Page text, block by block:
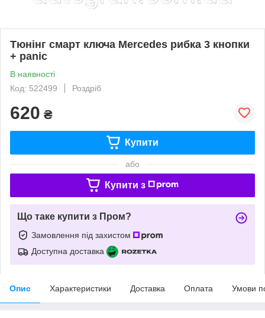
Тюнінг смарт ключа Mercedes рибка 3 кнопки
+ panic
В наявності
Код: 522499
Роздріб
620 ₴
Купити
або
Купити з
Що таке купити з Пром?
Замовлення під захистом
Доступна доставка
Опис Характеристики Доставка Оплата Умови